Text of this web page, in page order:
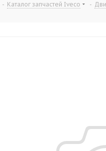
- Каталог запчастей Iveco -